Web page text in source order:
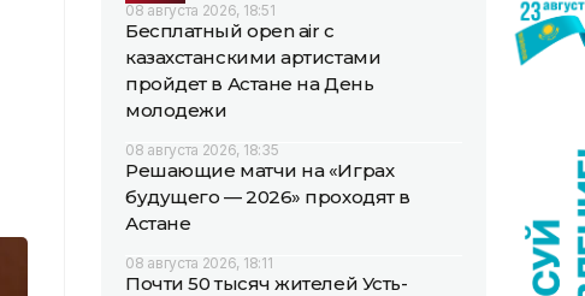
08 августа 2026, 18:51
Бесплатный open air с
казахстанскими артистами
пройдет в Астане на День
молодежи
08 августа 2026, 18:35
Решающие матчи на «Играх
будущего — 2026» проходят в
Астане
08 августа 2026, 18:11
Почти 50 тысяч жителей Усть-